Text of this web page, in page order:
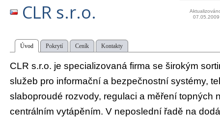
CLR s.r.o.
07.05.2009
Úvod Pokrytí Ceník Kontakty
CLR s.r.o. je specializovaná firma se širokým
služeb pro informační a bezpečnostní systémy,
slaboproudé rozvody, regulaci a měření topných
centrálním vytápěním. V neposlední řadě na